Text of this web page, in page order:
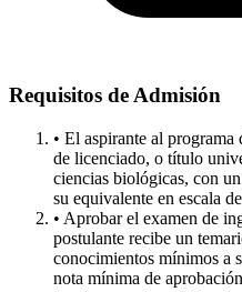
Requisitos de Admisión
• El aspirante al programa
de licenciado, o título
ciencias biológicas, con
su equivalente en escala
• Aprobar el examen de
postulante recibe un
conocimientos mínimos a
nota mínima de